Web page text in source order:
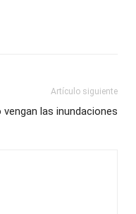
Artículo siguiente
vengan las inundaciones